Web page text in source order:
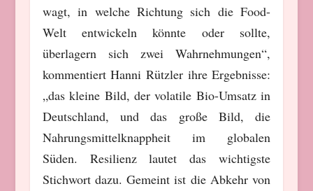
wagt, in welche Richtung sich die Food-
Welt entwickeln könnte oder sollte,
überlagern sich zwei Wahrnehmungen“,
kommentiert Hanni Rützler ihre Ergebnisse:
„das kleine Bild, der volatile Bio-Umsatz in
Deutschland, und das große Bild, die
Nahrungsmittelknappheit im globalen
Süden. Resilienz lautet das wichtigste
Stichwort dazu. Gemeint ist die Abkehr von